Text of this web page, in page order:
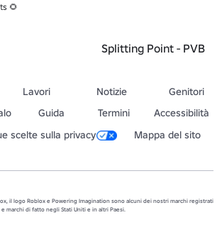
🌻
Splitting Point - PVB
Lavori Notizie
Genitori
Guida Termini
Accessibilità
scelte sulla privacy Mappa del sito
il logo Roblox e Powering Imagination sono alcuni dei nostri marchi registrati
e marchi di fatto negli Stati Uniti e in altri Paesi.